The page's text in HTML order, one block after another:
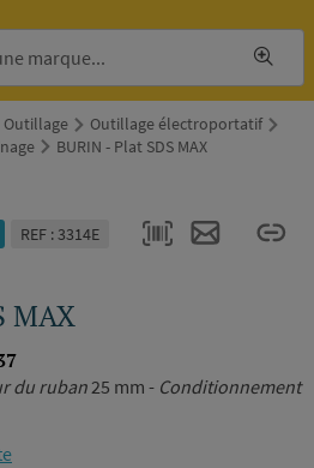
Outillage
Outillage électroportatif
BURIN - Plat SDS MAX
REF : 3314E
MAX
du ruban 25 mm - Conditionnement